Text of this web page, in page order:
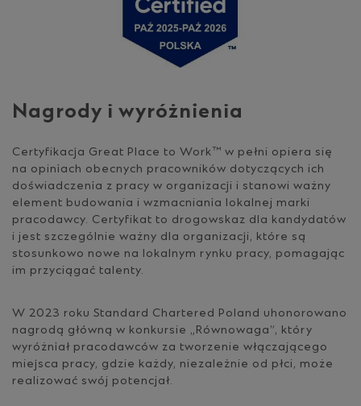
Nagrody i wyróżnienia
Certyfikacja Great Place to Work™ w pełni opiera się
na opiniach obecnych pracowników dotyczących ich
doświadczenia z pracy w organizacji i stanowi ważny
element budowania i wzmacniania lokalnej marki
pracodawcy. Certyfikat to drogowskaz dla kandydatów
i jest szczególnie ważny dla organizacji, które są
stosunkowo nowe na lokalnym rynku pracy, pomagając
im przyciągać talenty.
W 2023 roku Standard Chartered Poland uhonorowano
nagrodą główną w konkursie „Równowaga”, który
wyróżniał pracodawców za tworzenie włączającego
miejsca pracy, gdzie każdy, niezależnie od płci, może
realizować swój potencjał.